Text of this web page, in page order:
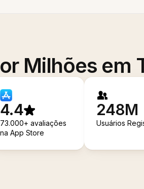
Milhões em
4.4
73.000+ avaliações
na App Store
248M
Usuários